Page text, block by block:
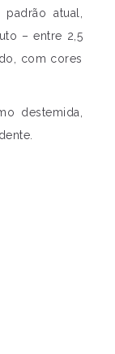
atual,
– entre 2,5
com cores
destemida,